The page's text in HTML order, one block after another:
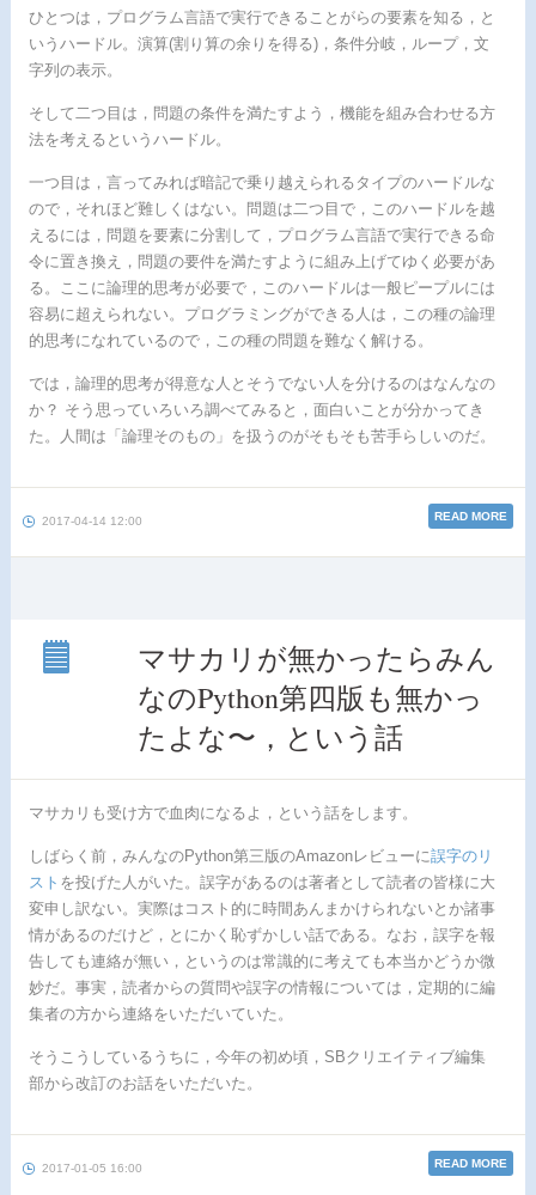
ひとつは，プログラム言語で実行できることがらの要素を知る，と
いうハードル。演算(割り算の余りを得る)，条件分岐，ループ，文
字列の表示。
そして二つ目は，問題の条件を満たすよう，機能を組み合わせる方
法を考えるというハードル。
一つ目は，言ってみれば暗記で乗り越えられるタイプのハードルな
ので，それほど難しくはない。問題は二つ目で，このハードルを越
えるには，問題を要素に分割して，プログラム言語で実行できる命
令に置き換え，問題の要件を満たすように組み上げてゆく必要があ
る。ここに論理的思考が必要で，このハードルは一般ピープルには
容易に超えられない。プログラミングができる人は，この種の論理
的思考になれているので，この種の問題を難なく解ける。
では，論理的思考が得意な人とそうでない人を分けるのはなんなの
か？ そう思っていろいろ調べてみると，面白いことが分かってき
た。人間は「論理そのもの」を扱うのがそもそも苦手らしいのだ。
2017-04-14 12:00 READ MORE
たら
なの
第四
版も
無か
った
よ
な〜，
とい
う話
マサカリが無かったらみん
なのPython第四版も無かっ
たよな〜，という話
マサカリも受け方で血肉になるよ，という話をします。
しばらく前，みんなのPython第三版のAmazonレビューに誤字のリ
スト を投げた人がいた。誤字があるのは著者として読者の皆様に大
変申し訳ない。実際はコスト的に時間あんまかけられないとか諸事
情があるのだけど，とにかく恥ずかしい話である。なお，誤字を報
告しても連絡が無い，というのは常識的に考えても本当かどうか微
妙だ。事実，読者からの質問や誤字の情報については，定期的に編
集者の方から連絡をいただいていた。
そうこうしているうちに，今年の初め頃，SBクリエイティブ編集
部から改訂のお話をいただいた。
2017-01-05 16:00 READ MORE